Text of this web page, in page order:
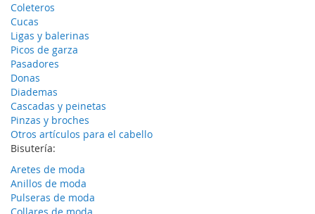
Coleteros
Cucas
Ligas y balerinas
Picos de garza
Pasadores
Donas
Diademas
Cascadas y peinetas
Pinzas y broches
Otros artículos para el cabello
Bisutería:
Aretes de moda
Anillos de moda
Pulseras de moda